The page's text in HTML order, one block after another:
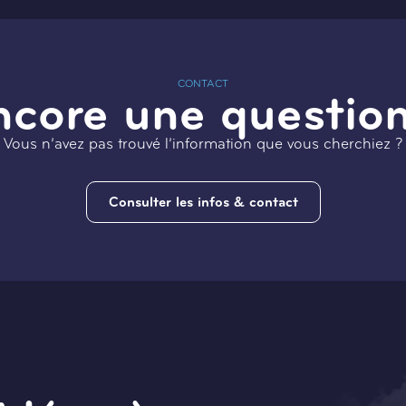
CONTACT
une
Vous n’avez pas trouvé l’information que vous cherchiez ?
Consulter les infos & contact